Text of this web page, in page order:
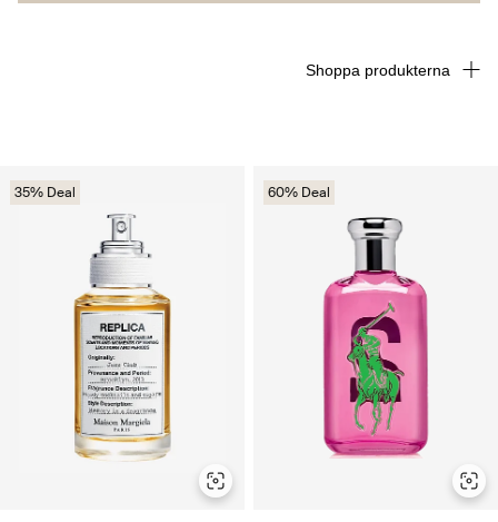
35% Deal 60% Deal
Shoppa produkterna